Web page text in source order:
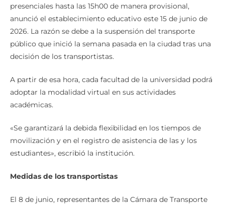
presenciales hasta las 15h00 de manera provisional,
anunció el establecimiento educativo este 15 de junio de
2026. La razón se debe a la suspensión del transporte
público que inició la semana pasada en la ciudad tras una
decisión de los transportistas.
A partir de esa hora, cada facultad de la universidad podrá
adoptar la modalidad virtual en sus actividades
académicas.
«Se garantizará la debida flexibilidad en los tiempos de
movilización y en el registro de asistencia de las y los
estudiantes», escribió la institución.
Medidas de los transportistas
El 8 de junio, representantes de la Cámara de Transporte